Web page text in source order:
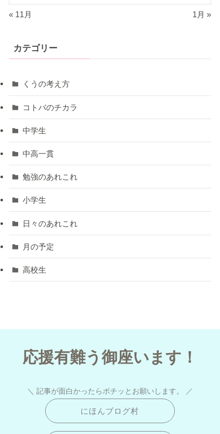
« 11月 1月 »
カテゴリー
くうの考え方
コトバのチカラ
中学生
中高一貫
勉強のあれこれ
小学生
日々のあれこれ
月の予定
高校生
応援有難う御座います！
＼ 記事が面白かったらポチッとお願いします。 ／
にほんブログ村